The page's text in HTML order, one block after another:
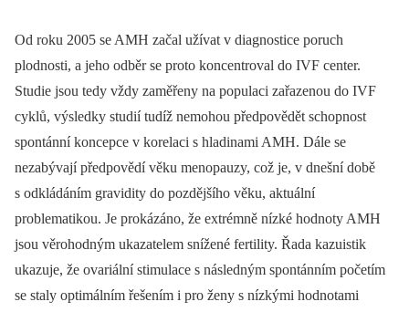
Od roku 2005 se AMH začal užívat v diagnostice poruch
plodnosti, a jeho odběr se proto koncentroval do IVF center.
Studie jsou tedy vždy zaměřeny na populaci zařazenou do IVF
cyklů, výsledky studií tudíž nemohou předpovědět schopnost
spontánní koncepce v korelaci s hladinami AMH. Dále se
nezabývají předpovědí věku menopauzy, což je, v dnešní době
s odkládáním gravidity do pozdějšího věku, aktuální
problematikou. Je prokázáno, že extrémně nízké hodnoty AMH
jsou věrohodným ukazatelem snížené fertility. Řada kazuistik
ukazuje, že ovariální stimulace s následným spontánním početím
se staly optimálním řešením i pro ženy s nízkými hodnotami